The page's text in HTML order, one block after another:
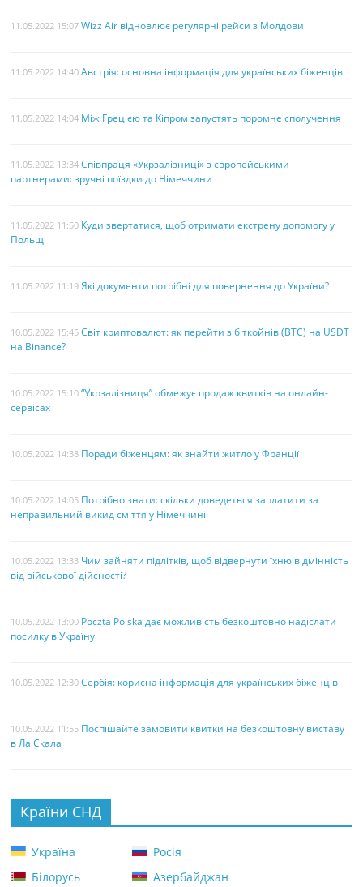
11.05.2022 15:07 Wizz Air відновлює регулярні рейси з Молдови
11.05.2022 14:40 Австрія: основна інформація для українських біженців
11.05.2022 14:04 Між Грецією та Кіпром запустять поромне сполучення
11.05.2022 13:34 Співпраця «Укрзалізниці» з європейськими
партнерами: зручні поїздки до Німеччини
11.05.2022 11:50 Куди звертатися, щоб отримати екстрену допомогу у
Польщі
11.05.2022 11:19 Які документи потрібні для повернення до України?
10.05.2022 15:45 Світ криптовалют: як перейти з біткойнів (BTC) на USDT
на Binance?
10.05.2022 15:10 “Укрзалізниця” обмежує продаж квитків на онлайн-
сервісах
10.05.2022 14:38 Поради біженцям: як знайти житло у Франції
10.05.2022 14:05 Потрібно знати: скільки доведеться заплатити за
неправильний викид сміття у Німеччині
10.05.2022 13:33 Чим зайняти підлітків, щоб відвернути їхню відмінність
від військової дійсності?
10.05.2022 13:00 Poczta Polska дає можливість безкоштовно надіслати
посилку в Україну
10.05.2022 12:30 Сербія: корисна інформація для українських біженців
10.05.2022 11:55 Поспішайте замовити квитки на безкоштовну виставу
в Ла Скала
Країни СНД
Україна
Росія
Білорусь
Азербайджан